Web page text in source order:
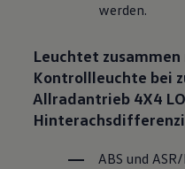
werden.
Leuchtet
Kontrollleuchte bei
Allradantrieb 4X4
ABS und